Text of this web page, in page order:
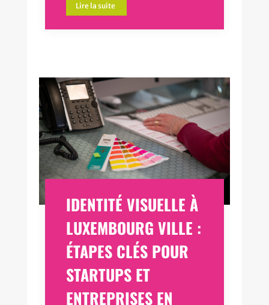
Lire la suite
IDENTITÉ VISUELLE À
LUXEMBOURG VILLE :
ÉTAPES CLÉS POUR
STARTUPS ET
ENTREPRISES EN